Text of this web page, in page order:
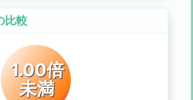
比較
1.00倍
未満